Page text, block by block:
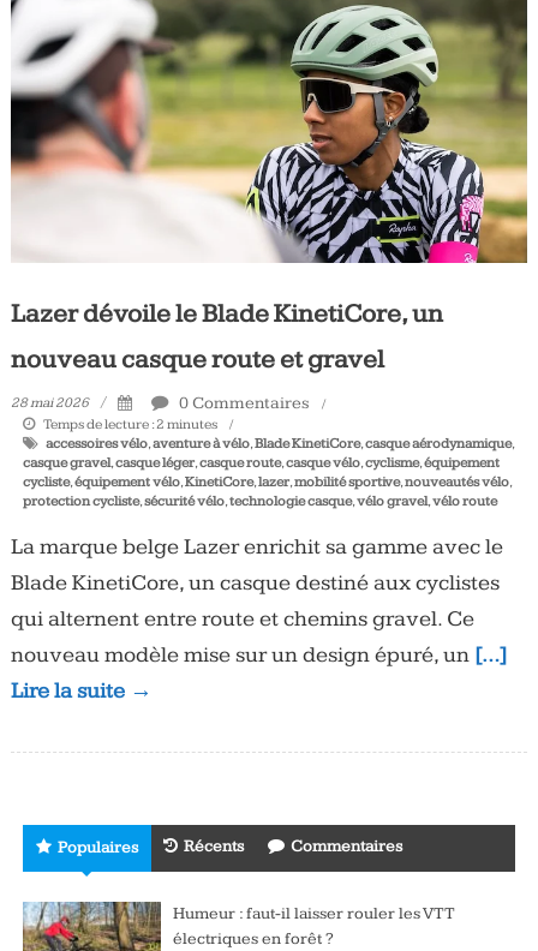
Tous
les
jours,
actualité
vélo
Lazer dévoile le Blade KinetiCore, un
nouveau casque route et gravel
28 mai 2026 0 Commentaires
Temps de lecture :2 minutes
accessoires vélo,aventure à vélo,Blade KinetiCore,casque aérodynamique,
casque gravel,casque léger,casque route,casque vélo,cyclisme,équipement
cycliste,équipement vélo,KinetiCore,lazer,mobilité sportive,nouveautés vélo,
protection cycliste,sécurité vélo,technologie casque,vélo gravel,vélo route
La marque belge Lazer enrichit sa gamme avec le
Blade KinetiCore, un casque destiné aux cyclistes
qui alternent entre route et chemins gravel. Ce
nouveau modèle mise sur un design épuré, un […]
Lire la suite →
Populaires Récents Commentaires
Humeur : faut-il laisser rouler les VTT
électriques en forêt ?